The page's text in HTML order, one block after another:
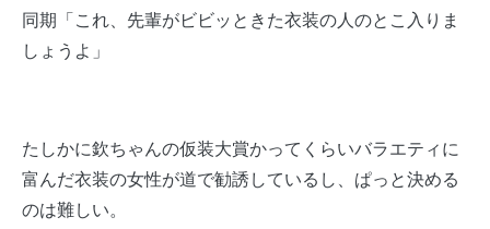
同期「これ、先輩がビビッときた衣装の人のとこ入りま
しょうよ」
たしかに欽ちゃんの仮装大賞かってくらいバラエティに
富んだ衣装の女性が道で勧誘しているし、ぱっと決める
のは難しい。